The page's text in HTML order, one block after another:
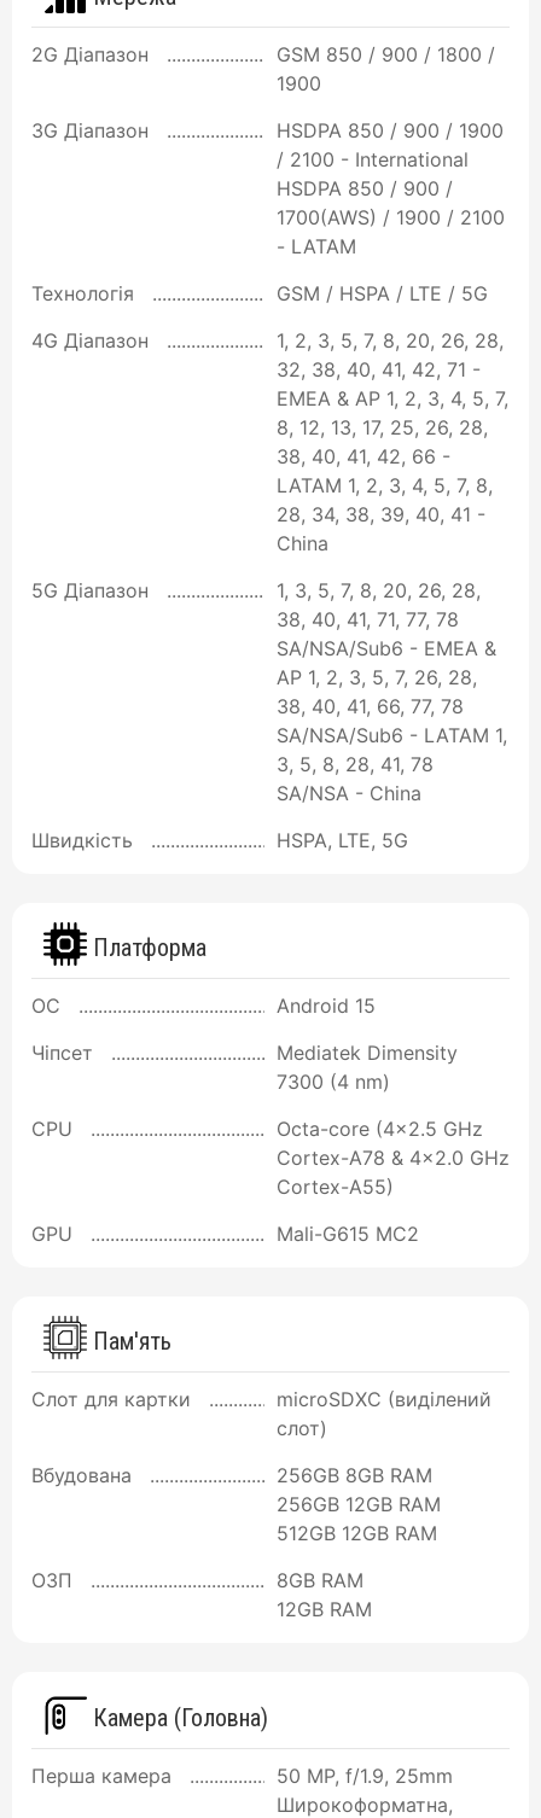
2G Діапазон
GSM 850 / 900 / 1800 /
1900
3G Діапазон
HSDPA 850 / 900 / 1900
/ 2100 - International
HSDPA 850 / 900 /
1700(AWS) / 1900 / 2100
- LATAM
Технологія
GSM / HSPA / LTE / 5G
4G Діапазон
1, 2, 3, 5, 7, 8, 20, 26, 28,
32, 38, 40, 41, 42, 71 -
EMEA & AP 1, 2, 3, 4, 5, 7,
8, 12, 13, 17, 25, 26, 28,
38, 40, 41, 42, 66 -
LATAM 1, 2, 3, 4, 5, 7, 8,
28, 34, 38, 39, 40, 41 -
China
5G Діапазон
1, 3, 5, 7, 8, 20, 26, 28,
38, 40, 41, 71, 77, 78
SA/NSA/Sub6 - EMEA &
AP 1, 2, 3, 5, 7, 26, 28,
38, 40, 41, 66, 77, 78
SA/NSA/Sub6 - LATAM 1,
3, 5, 8, 28, 41, 78
SA/NSA - China
Швидкість
HSPA, LTE, 5G
Платформа
ОС
Android 15
Чіпсет
Mediatek Dimensity
7300 (4 nm)
CPU
Octa-core (4x2.5 GHz
Cortex-A78 & 4x2.0 GHz
Cortex-A55)
GPU
Mali-G615 MC2
Пам'ять
Слот для картки
microSDXC (виділений
слот)
Вбудована
256GB 8GB RAM
256GB 12GB RAM
512GB 12GB RAM
ОЗП
8GB RAM
12GB RAM
Камера (Головна)
Перша камера
50 MP, f/1.9, 25mm
Широкоформатна,